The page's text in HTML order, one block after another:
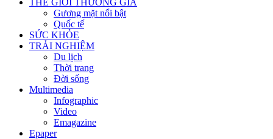
THẾ GIỚI THƯƠNG GIA
Gương mặt nổi bật
Quốc tế
SỨC KHỎE
TRẢI NGHIỆM
Du lịch
Thời trang
Đời sống
Multimedia
Infographic
Video
Emagazine
Epaper